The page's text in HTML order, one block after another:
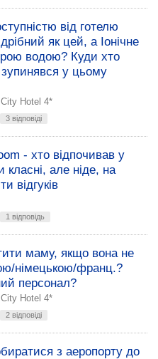
від готелю
як цей, а Іонічне
водою? Куди хто
у цьому
Hotel 4*
3 відповіді
- хто відпочивав у
класні, але ніде, на
відгуків
1 відповідь
маму, якщо вона не
німецькою/франц.?
персонал?
Hotel 4*
2 відповіді
з аеропорту до